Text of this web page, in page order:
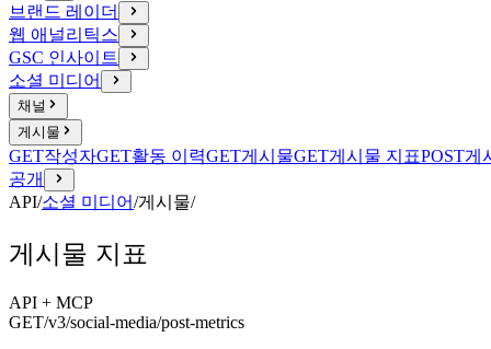
브랜드 레이더
웹 애널리틱스
GSC 인사이트
소셜 미디어
채널
게시물
GET작성자GET활동 이력GET게시물GET게시물 지표POST게
공개
API/소셜 미디어/게시물/
게시물 지표
API + MCP
GET/v3/social-media/post-metrics